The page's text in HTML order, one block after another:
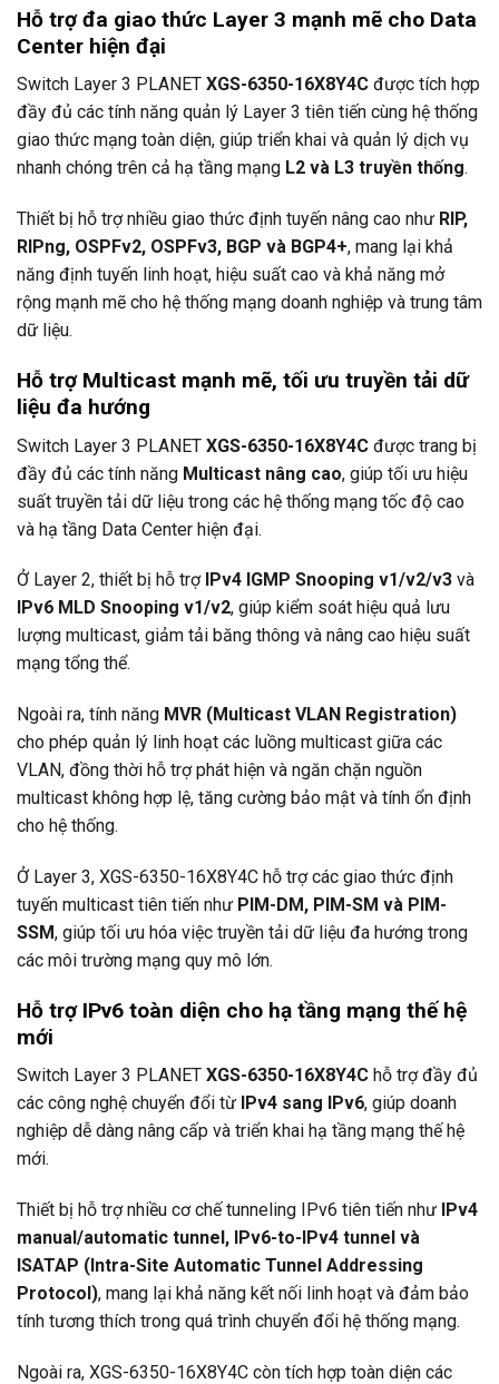
Hỗ trợ đa giao thức Layer 3 mạnh mẽ cho Data
Center hiện đại
Switch Layer 3 PLANET XGS-6350-16X8Y4C được tích hợp
đầy đủ các tính năng quản lý Layer 3 tiên tiến cùng hệ thống
giao thức mạng toàn diện, giúp triển khai và quản lý dịch vụ
nhanh chóng trên cả hạ tầng mạng L2 và L3 truyền thống.
Thiết bị hỗ trợ nhiều giao thức định tuyến nâng cao như RIP,
RIPng, OSPFv2, OSPFv3, BGP và BGP4+, mang lại khả
năng định tuyến linh hoạt, hiệu suất cao và khả năng mở
rộng mạnh mẽ cho hệ thống mạng doanh nghiệp và trung tâm
dữ liệu.
Hỗ trợ Multicast mạnh mẽ, tối ưu truyền tải dữ
liệu đa hướng
Switch Layer 3 PLANET XGS-6350-16X8Y4C được trang bị
đầy đủ các tính năng Multicast nâng cao, giúp tối ưu hiệu
suất truyền tải dữ liệu trong các hệ thống mạng tốc độ cao
và hạ tầng Data Center hiện đại.
Ở Layer 2, thiết bị hỗ trợ IPv4 IGMP Snooping v1/v2/v3 và
IPv6 MLD Snooping v1/v2, giúp kiểm soát hiệu quả lưu
lượng multicast, giảm tải băng thông và nâng cao hiệu suất
mạng tổng thể.
Ngoài ra, tính năng MVR (Multicast VLAN Registration)
cho phép quản lý linh hoạt các luồng multicast giữa các
VLAN, đồng thời hỗ trợ phát hiện và ngăn chặn nguồn
multicast không hợp lệ, tăng cường bảo mật và tính ổn định
cho hệ thống.
Ở Layer 3, XGS-6350-16X8Y4C hỗ trợ các giao thức định
tuyến multicast tiên tiến như PIM-DM, PIM-SM và PIM-
SSM, giúp tối ưu hóa việc truyền tải dữ liệu đa hướng trong
các môi trường mạng quy mô lớn.
Hỗ trợ IPv6 toàn diện cho hạ tầng mạng thế hệ
mới
Switch Layer 3 PLANET XGS-6350-16X8Y4C hỗ trợ đầy đủ
các công nghệ chuyển đổi từ IPv4 sang IPv6, giúp doanh
nghiệp dễ dàng nâng cấp và triển khai hạ tầng mạng thế hệ
mới.
Thiết bị hỗ trợ nhiều cơ chế tunneling IPv6 tiên tiến như IPv4
manual/automatic tunnel, IPv6-to-IPv4 tunnel và
ISATAP (Intra-Site Automatic Tunnel Addressing
Protocol), mang lại khả năng kết nối linh hoạt và đảm bảo
tính tương thích trong quá trình chuyển đổi hệ thống mạng.
Ngoài ra, XGS-6350-16X8Y4C còn tích hợp toàn diện các